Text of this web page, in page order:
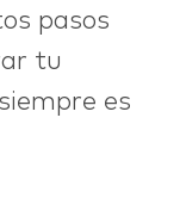
pasos
tu
es